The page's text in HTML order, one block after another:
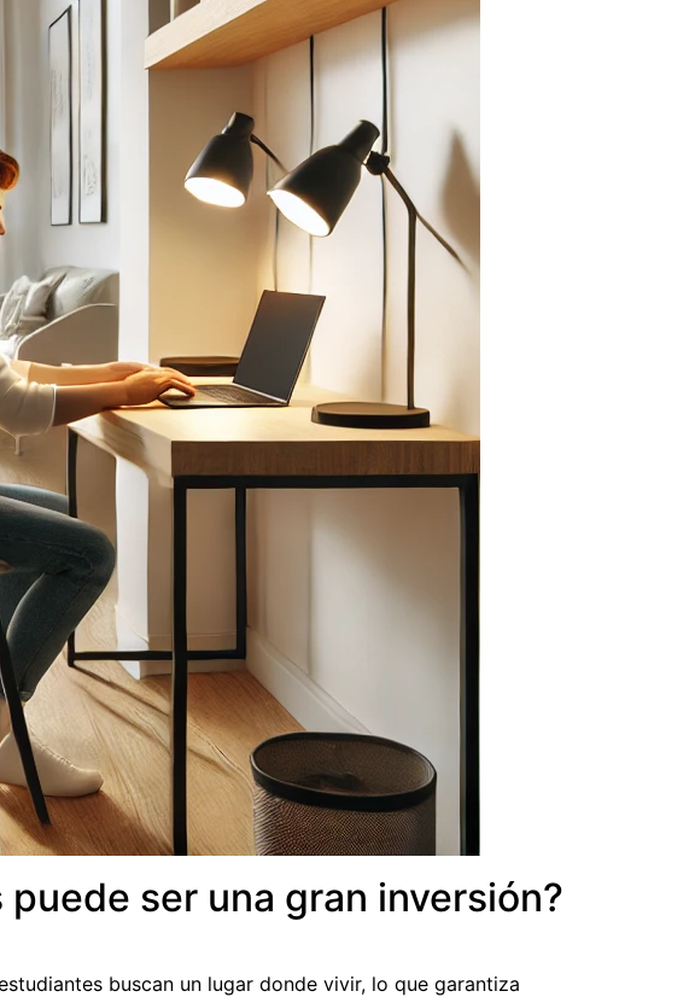
ser una gran inversión?
buscan un lugar donde vivir, lo que garantiza